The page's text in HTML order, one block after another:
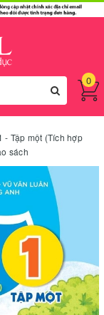
0
- Tập một (Tích hợp
sách